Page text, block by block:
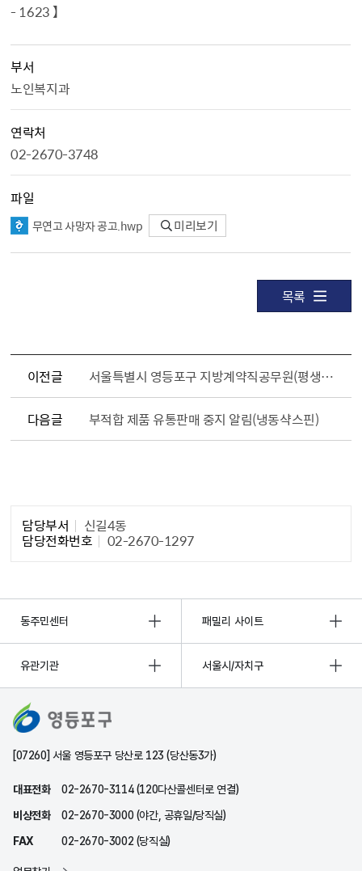
- 1623 】
부서
노인복지과
연락처
02-2670-3748
파일
무연고 사망자 공고.hwp 미리보기
목록
이전글 서울특별시 영등포구 지방계약직공무원(평생교육사) 채용공고
다음글 부적합 제품 유통판매 중지 알림(냉동샥스핀)
담당부서 신길4동
담당전화번호 02-2670-1297
동주민센터 패밀리 사이트
유관기관 서울시/자치구
[07260] 서울 영등포구 당산로 123 (당산동3가)
대표전화
02-2670-3114 (120다산콜센터로 연결)
비상전화
02-2670-3000 (야간, 공휴일/당직실)
FAX
02-2670-3002 (당직실)